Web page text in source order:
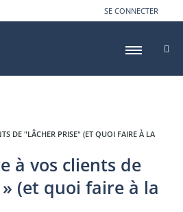
SE CONNECTER
DE "LÂCHER PRISE" (ET QUOI FAIRE À LA
à vos clients de
(et quoi faire à la